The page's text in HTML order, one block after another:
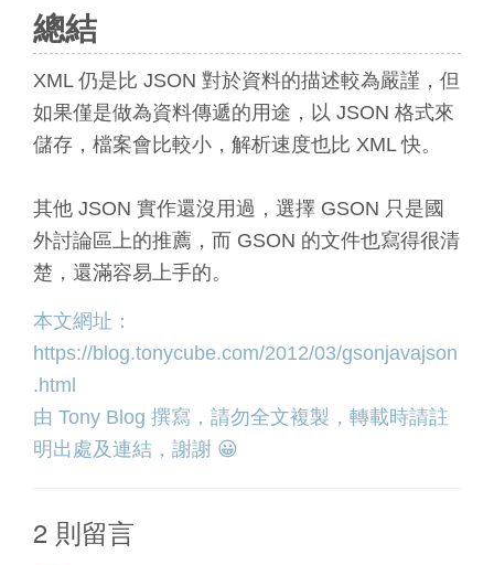
總結
XML 仍是比 JSON 對於資料的描述較為嚴謹，但
如果僅是做為資料傳遞的用途，以 JSON 格式來
儲存，檔案會比較小，解析速度也比 XML 快。
其他 JSON 實作還沒用過，選擇 GSON 只是國
外討論區上的推薦，而 GSON 的文件也寫得很清
楚，還滿容易上手的。
本文網址：
https://blog.tonycube.com/2012/03/gsonjavajson
.html
由 Tony Blog 撰寫，請勿全文複製，轉載時請註
明出處及連結，謝謝 😀
2 則留言